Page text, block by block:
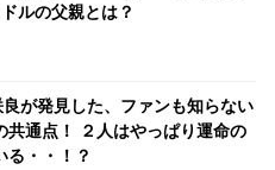
ルの父親とは？
が発見した、ファンも知らない
共通点！ ２人はやっぱり運命の
る・・！？